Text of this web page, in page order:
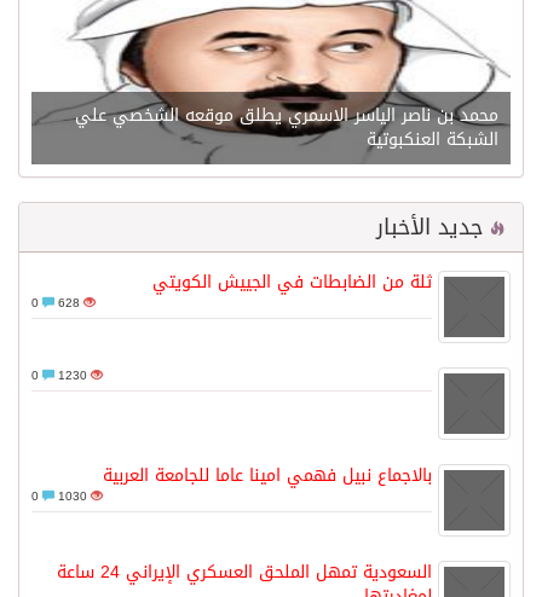
محمد بن ناصر الياسر الاسمري يطلق موقعه الشخصي علي
الشبكة العنكبوتية
جديد الأخبار
ثلة من الضابطات في الجييش الكويتي
628
1230
بالاجماع نبيل فهمي امينا عاما للجامعة العربية
1030
السعودية تمهل الملحق العسكري الإيراني 24 ساعة